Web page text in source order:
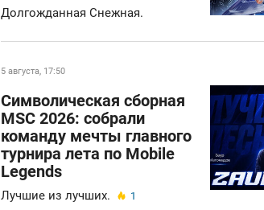
Долгожданная Снежная.
5 августа, 17:50
Символическая сборная
MSC 2026: собрали
команду мечты главного
турнира лета по Mobile
Legends
Лучшие из лучших. 1